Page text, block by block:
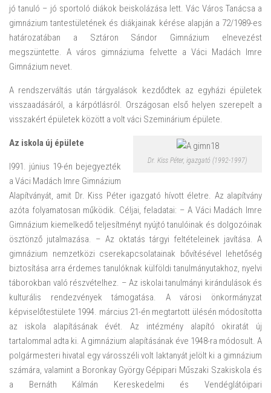
jó tanuló – jó sportoló diákok beiskolázása lett. Vác Város Tanácsa a
gimnázium tantestületének és diákjainak kérése alapján a 72/1989-es
határozatában a Sztáron Sándor Gimnázium elnevezést
megszüntette. A város gimnáziuma felvette a Váci Madách Imre
Gimnázium nevet.
A rendszerváltás után tárgyalások kezdődtek az egyházi épületek
visszaadásáról, a kárpótlásról. Országosan első helyen szerepelt a
visszakért épületek között a volt váci Szeminárium épülete.
Dr. Kiss Péter, igazgató (1992-1997)
Az iskola új épülete
l991. június 19-én bejegyezték
a Váci Madách Imre Gimnázium
Alapítványát, amit Dr. Kiss Péter igazgató hívott életre. Az alapítvány
azóta folyamatosan működik. Céljai, feladatai: – A Váci Madách Imre
Gimnázium kiemelkedő teljesítményt nyújtó tanulóinak és dolgozóinak
ösztönző jutalmazása. – Az oktatás tárgyi feltételeinek javítása. A
gimnázium nemzetközi cserekapcsolatainak bővítésével lehetőség
biztosítása arra érdemes tanulóknak külföldi tanulmányutakhoz, nyelvi
táborokban való részvételhez. – Az iskolai tanulmányi kirándulások és
kulturális rendezvények támogatása. A városi önkormányzat
képviselőtestülete 1994. március 21-én megtartott ülésén módosította
az iskola alapításának évét. Az intézmény alapító okiratát új
tartalommal adta ki. A gimnázium alapításának éve 1948-ra módosult. A
polgármesteri hivatal egy városszéli volt laktanyát jelölt ki a gimnázium
számára, valamint a Boronkay György Gépipari Műszaki Szakiskola és
a Bernáth Kálmán Kereskedelmi és Vendéglátóipari